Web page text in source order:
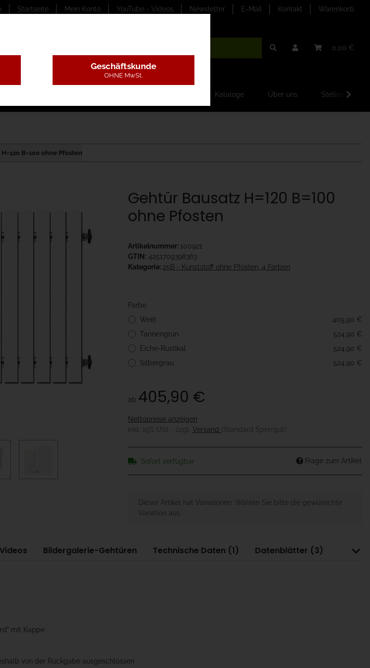
Startseite Mein Konto YouTube - Videos Newsletter E-Mail Kontakt Warenkorb
0,00 €
Kataloge Über uns
B=100 ohne Pfosten
Gehtür Bausatz H=120 B=100
ohne Pfosten
Artikelnummer: 100921
GTIN: 4251709398363
Kategorie: 25B - Kunststoff ohne Pfosten, 4 Farben
Farbe
Weiß
405,90 €
Tannengrün
524,90 €
Eiche-Rustikal
524,90 €
Silbergrau
524,90 €
ab 405,90 €
Nettopreise anzeigen
inkl. 19% USt. , zzgl. Versand (Standard Sperrgut)
Sofort verfügbar Frage zum Artikel
x
Dieser Artikel hat Variationen. Wählen Sie bitte die gewünschte
Variation aus.
Videos Bildergalerie-Gehtüren Technische Daten (1) Datenblätter (3)
mit Kappe
von der Rückgabe ausgeschlossen
Geschäftskunde
OHNE MwSt.